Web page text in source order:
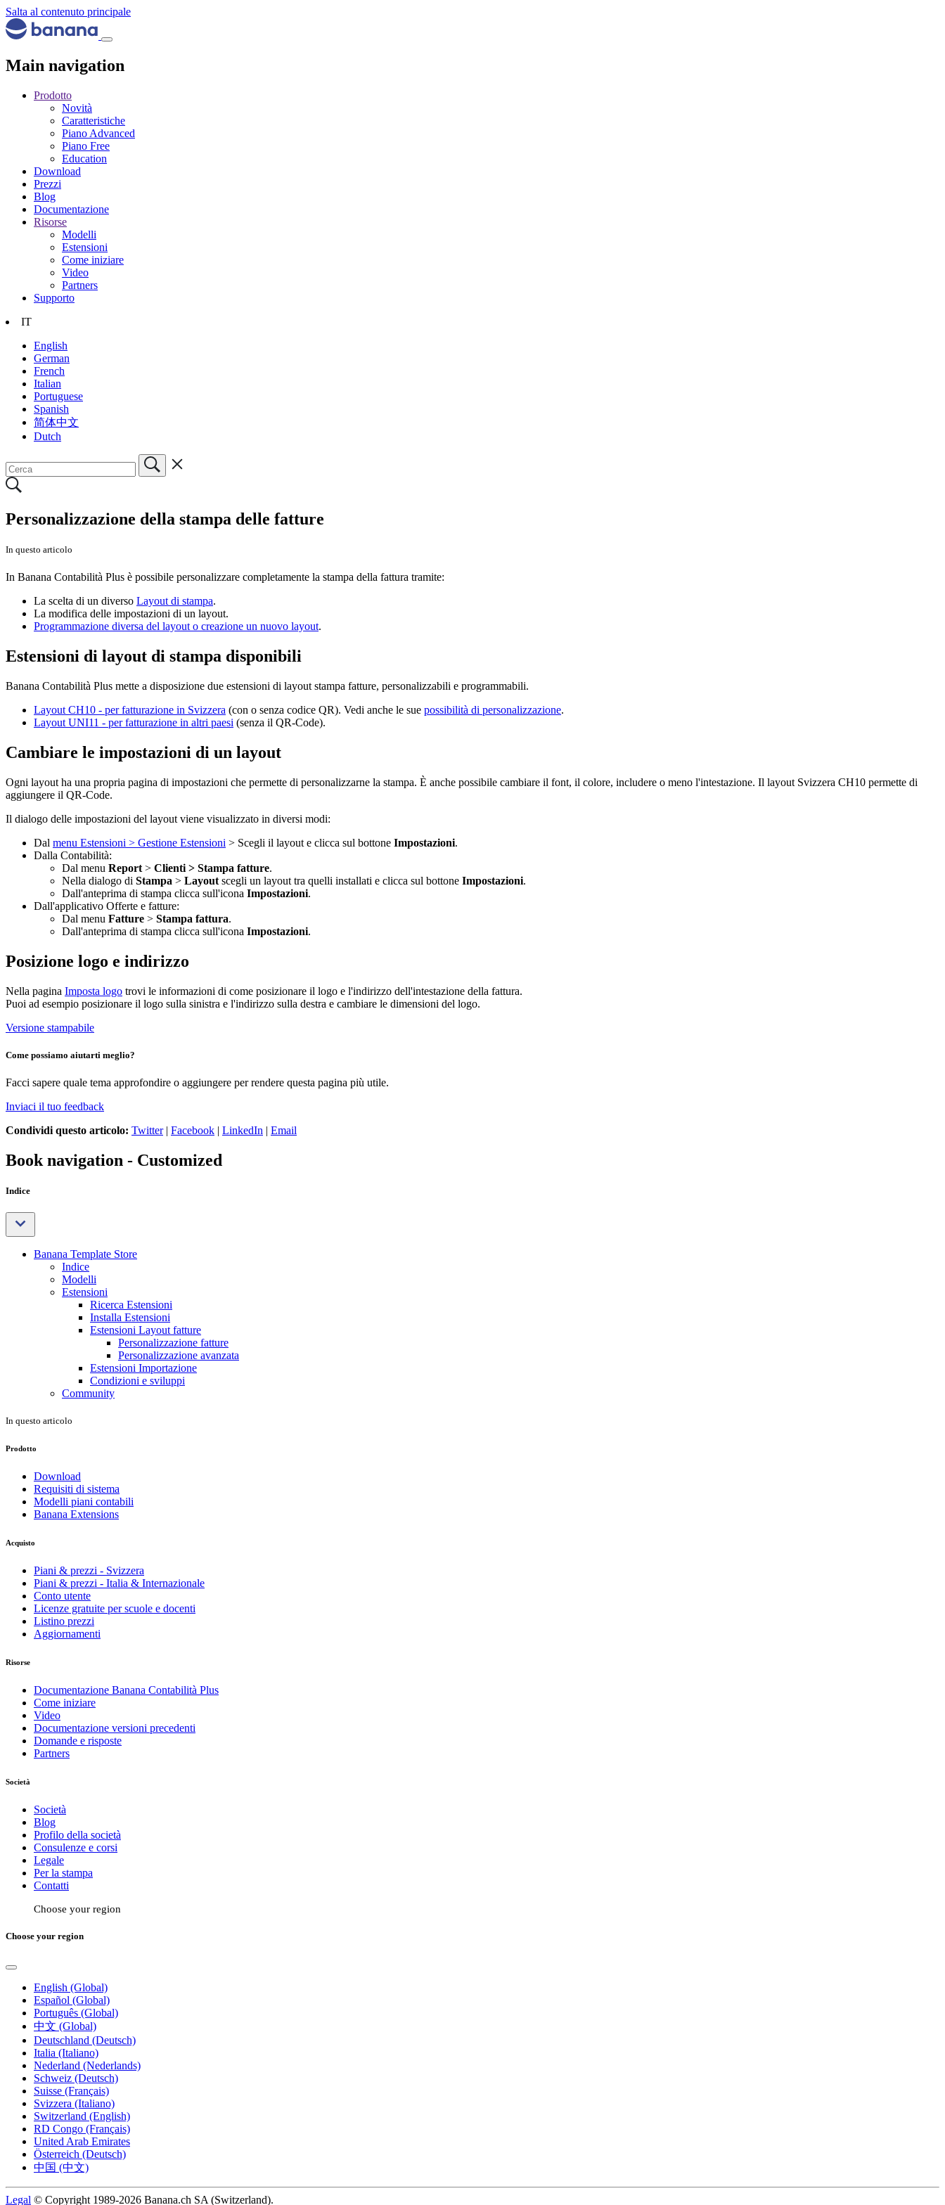
Salta al contenuto principale
Main navigation
Prodotto
Novità
Caratteristiche
Piano Advanced
Piano Free
Education
Download
Prezzi
Blog
Documentazione
Risorse
Modelli
Estensioni
Come iniziare
Video
Partners
Supporto
IT
English
German
French
Italian
Portuguese
Spanish
简体中文
Dutch
Personalizzazione della stampa delle fatture
In questo articolo
In Banana Contabilità Plus è possibile personalizzare completamente la stampa della fattura tramite:
La scelta di un diverso Layout di stampa.
La modifica delle impostazioni di un layout.
Programmazione diversa del layout o creazione un nuovo layout.
Estensioni di layout di stampa disponibili
Banana Contabilità Plus mette a disposizione due estensioni di layout stampa fatture, personalizzabili e programmabili.
Layout CH10 - per fatturazione in Svizzera (con o senza codice QR). Vedi anche le sue possibilità di personalizzazione.
Layout UNI11 - per fatturazione in altri paesi (senza il QR-Code).
Cambiare le impostazioni di un layout
Ogni layout ha una propria pagina di impostazioni che permette di personalizzarne la stampa. È anche possibile cambiare il font, il colore, includere o meno l'intestazione. Il layout Svizzera CH10 permette di
aggiungere il QR-Code.
Il dialogo delle impostazioni del layout viene visualizzato in diversi modi:
Dal menu Estensioni > Gestione Estensioni > Scegli il layout e clicca sul bottone Impostazioni.
Dalla Contabilità:
Dal menu Report > Clienti > Stampa fatture.
Nella dialogo di Stampa > Layout scegli un layout tra quelli installati e clicca sul bottone Impostazioni.
Dall'anteprima di stampa clicca sull'icona Impostazioni.
Dall'applicativo Offerte e fatture:
Dal menu Fatture > Stampa fattura.
Dall'anteprima di stampa clicca sull'icona Impostazioni.
Posizione logo e indirizzo
Nella pagina Imposta logo trovi le informazioni di come posizionare il logo e l'indirizzo dell'intestazione della fattura.
Puoi ad esempio posizionare il logo sulla sinistra e l'indirizzo sulla destra e cambiare le dimensioni del logo.
Versione stampabile
Come possiamo aiutarti meglio?
Facci sapere quale tema approfondire o aggiungere per rendere questa pagina più utile.
Inviaci il tuo feedback
Condividi questo articolo: Twitter| Facebook | LinkedIn | Email
Book navigation - Customized
Indice
Banana Template Store
Indice
Modelli
Estensioni
Ricerca Estensioni
Installa Estensioni
Estensioni Layout fatture
Personalizzazione fatture
Personalizzazione avanzata
Estensioni Importazione
Condizioni e sviluppi
Community
In questo articolo
Prodotto
Download
Requisiti di sistema
Modelli piani contabili
Banana Extensions
Acquisto
Piani & prezzi - Svizzera
Piani & prezzi - Italia & Internazionale
Conto utente
Licenze gratuite per scuole e docenti
Listino prezzi
Aggiornamenti
Risorse
Documentazione Banana Contabilità Plus
Come iniziare
Video
Documentazione versioni precedenti
Domande e risposte
Partners
Società
Società
Blog
Profilo della società
Consulenze e corsi
Legale
Per la stampa
Contatti
Choose your region
Choose your region
English (Global)
Español (Global)
Português (Global)
中文 (Global)
Deutschland (Deutsch)
Italia (Italiano)
Nederland (Nederlands)
Schweiz (Deutsch)
Suisse (Français)
Svizzera (Italiano)
Switzerland (English)
RD Congo (Français)
United Arab Emirates
Österreich (Deutsch)
中国 (中文)
Legal © Copyright 1989-2026 Banana.ch SA (Switzerland).